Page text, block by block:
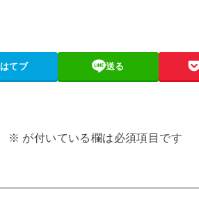
はてブ 送る
※ が付いている欄は必須項目です